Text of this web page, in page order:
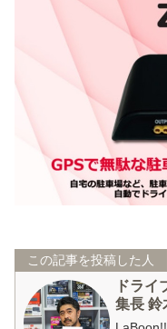
この記事を投稿した人
ドラ
集長 鈴